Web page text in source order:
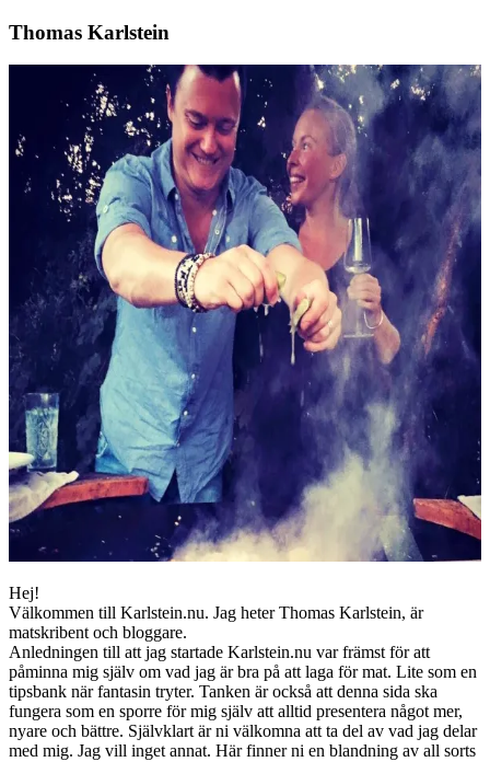
Thomas Karlstein
Hej!
Välkommen till Karlstein.nu. Jag heter Thomas Karlstein, är
matskribent och bloggare.
Anledningen till att jag startade Karlstein.nu var främst för att
påminna mig själv om vad jag är bra på att laga för mat. Lite som en
tipsbank när fantasin tryter. Tanken är också att denna sida ska
fungera som en sporre för mig själv att alltid presentera något mer,
nyare och bättre. Självklart är ni välkomna att ta del av vad jag delar
med mig. Jag vill inget annat. Här finner ni en blandning av all sorts